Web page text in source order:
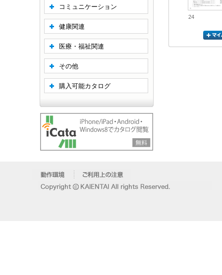
24
コミュニケーション
健康関連
医療・福祉関連
その他
購入可能カタログ